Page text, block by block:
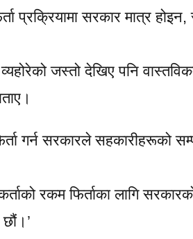
प्रक्रियामा सरकार मात्र
जस्तो देखिए पनि
गर्न सरकारले सहकारीहरूको
रकम फिर्ताका लागि